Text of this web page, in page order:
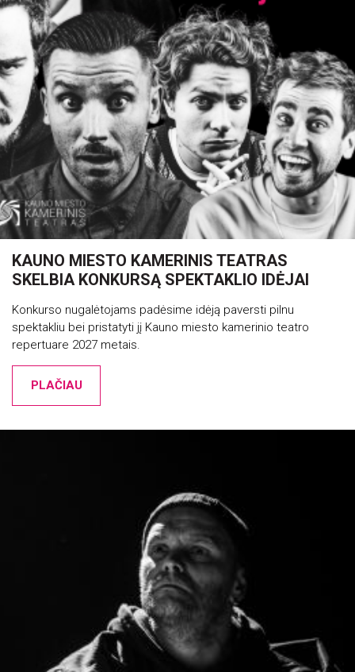
KAUNO MIESTO KAMERINIS TEATRAS
SKELBIA KONKURSĄ SPEKTAKLIO IDĖJAI
Konkurso nugalėtojams padėsime idėją paversti pilnu
spektakliu bei pristatyti jį Kauno miesto kamerinio teatro
repertuare 2027 metais.
PLAČIAU